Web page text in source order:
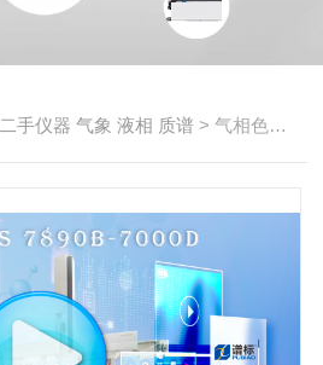
二手仪器 气象 液相 质谱 > 气相色谱-质谱联用仪 GCMSMS 7890B+7000D双源+CTC二手